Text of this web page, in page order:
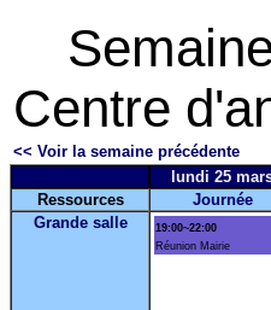
Centre
<< Voir la semaine précédente
lundi 25
Ressources
Journée
Grande salle
19:00~22:00
Réunion Mairie